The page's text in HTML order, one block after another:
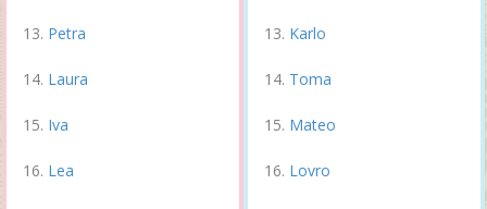
Petra
Laura
Iva
Lea
Karlo
Toma
Mateo
Lovro